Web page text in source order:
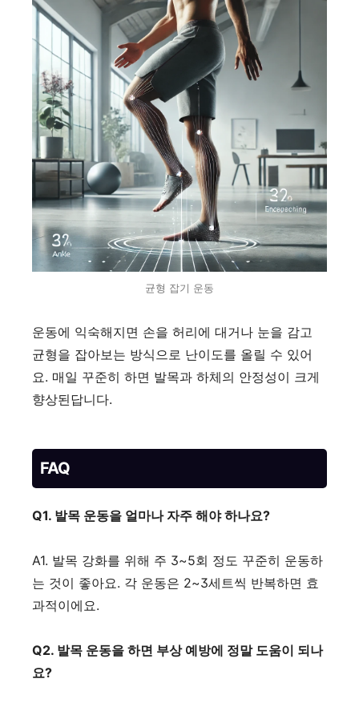
균형 잡기 운동
운동에 익숙해지면 손을 허리에 대거나 눈을 감고
균형을 잡아보는 방식으로 난이도를 올릴 수 있어
요. 매일 꾸준히 하면 발목과 하체의 안정성이 크게
향상된답니다.
FAQ
Q1. 발목 운동을 얼마나 자주 해야 하나요?
A1. 발목 강화를 위해 주 3~5회 정도 꾸준히 운동하
는 것이 좋아요. 각 운동은 2~3세트씩 반복하면 효
과적이에요.
Q2. 발목 운동을 하면 부상 예방에 정말 도움이 되나
요?